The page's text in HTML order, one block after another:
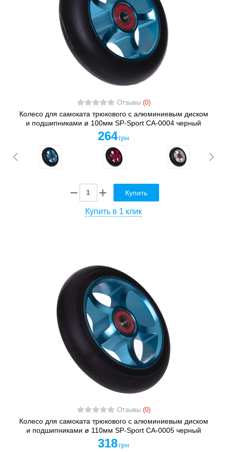
Отзывы (0)
Колесо для самоката трюкового с алюминиевым диском
и подшипниками ø 100мм SP-Sport CA-0004 черный
264 грн
Купить
Купить в 1 клик
Отзывы (0)
Колесо для самоката трюкового с алюминиевым диском
и подшипниками ø 110мм SP-Sport CA-0005 черный
318 грн